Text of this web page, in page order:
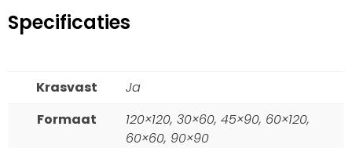
Specificaties
Krasvast
Ja
Formaat
120×120, 30×60, 45×90, 60×120,
60×60, 90×90